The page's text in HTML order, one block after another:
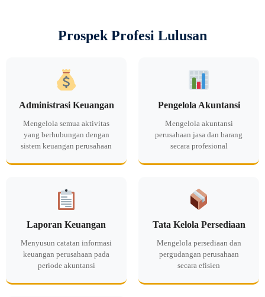
Prospek Profesi Lulusan
Administrasi Keuangan
Mengelola semua aktivitas
yang berhubungan dengan
sistem keuangan perusahaan
Pengelola Akuntansi
Mengelola akuntansi
perusahaan jasa dan barang
secara profesional
Laporan Keuangan
Menyusun catatan informasi
keuangan perusahaan pada
periode akuntansi
Tata Kelola Persediaan
Mengelola persediaan dan
pergudangan perusahaan
secara efisien